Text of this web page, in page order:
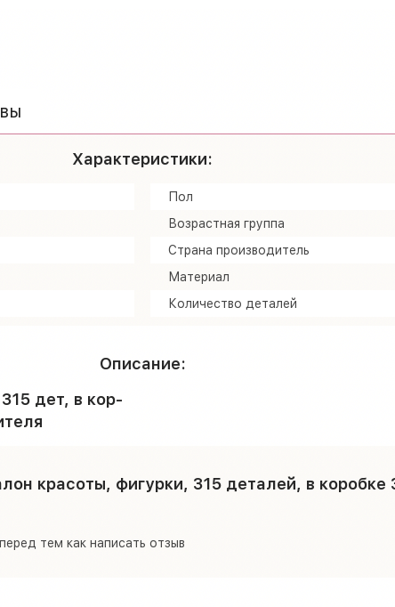
Характеристики:
Пол
Возрастная группа
Страна производитель
Материал
Количество деталей
Описание:
дет, в кор-
красоты, фигурки, 315 деталей, в
перед тем как написать отзыв